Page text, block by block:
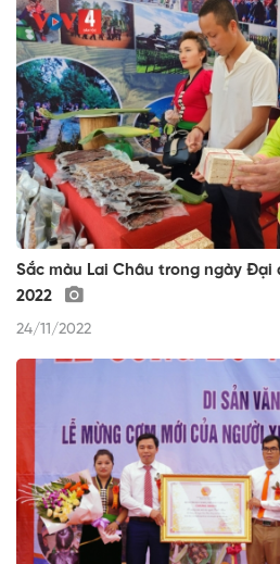
Sắc màu Lai Châu trong ngày
2022
24/11/2022